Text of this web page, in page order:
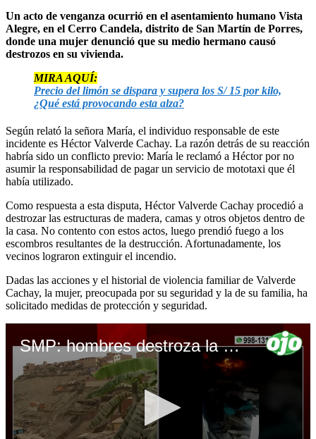
Un acto de venganza ocurrió en el asentamiento humano Vista
Alegre, en el Cerro Candela, distrito de San Martín de Porres,
donde una mujer denunció que su medio hermano causó
destrozos en su vivienda.
MIRA AQUÍ:
Precio del limón se dispara y supera los S/ 15 por kilo,
¿Qué está provocando esta alza?
Según relató la señora María, el individuo responsable de este
incidente es Héctor Valverde Cachay. La razón detrás de su reacción
habría sido un conflicto previo: María le reclamó a Héctor por no
asumir la responsabilidad de pagar un servicio de mototaxi que él
había utilizado.
Como respuesta a esta disputa, Héctor Valverde Cachay procedió a
destrozar las estructuras de madera, camas y otros objetos dentro de
la casa. No contento con estos actos, luego prendió fuego a los
escombros resultantes de la destrucción. Afortunadamente, los
vecinos lograron extinguir el incendio.
Dadas las acciones y el historial de violencia familiar de Valverde
Cachay, la mujer, preocupada por su seguridad y la de su familia, ha
solicitado medidas de protección y seguridad.
SMP: hombres destroza la casa de su hermano por venganza